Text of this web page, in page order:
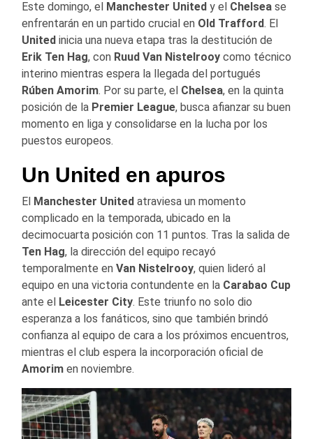
Este domingo, el Manchester United y el Chelsea se
enfrentarán en un partido crucial en Old Trafford. El
United inicia una nueva etapa tras la destitución de
Erik Ten Hag, con Ruud Van Nistelrooy como técnico
interino mientras espera la llegada del portugués
Rúben Amorim. Por su parte, el Chelsea, en la quinta
posición de la Premier League, busca afianzar su buen
momento en liga y consolidarse en la lucha por los
puestos europeos.
Un United en apuros
El Manchester United atraviesa un momento
complicado en la temporada, ubicado en la
decimocuarta posición con 11 puntos. Tras la salida de
Ten Hag, la dirección del equipo recayó
temporalmente en Van Nistelrooy, quien lideró al
equipo en una victoria contundente en la Carabao Cup
ante el
Leicester City. Este triunfo no solo dio
esperanza a los fanáticos, sino que también brindó
confianza al equipo de cara a los próximos encuentros,
mientras el club espera la incorporación oficial de
Amorim en noviembre.